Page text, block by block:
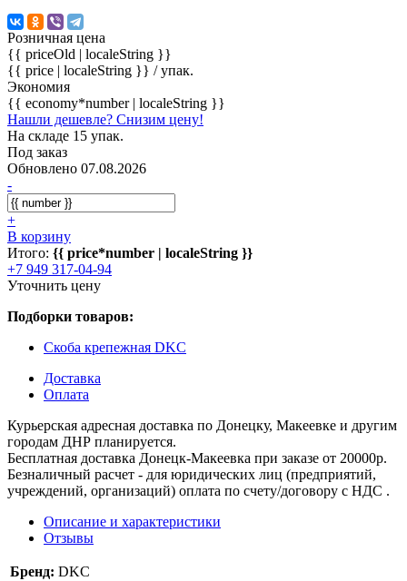
Розничная цена
{{ priceOld | localeString }}
{{ price | localeString }} / упак.
Экономия
{{ economy*number | localeString }}
Нашли дешевле? Снизим цену!
На складе 15 упак.
Под заказ
Обновлено 07.08.2026
-
+
В корзину
Итого: {{ price*number | localeString }}
+7 949 317-04-94
Уточнить цену
Подборки товаров:
Скоба крепежная DKC
Доставка
Оплата
Курьерская адресная доставка по Донецку, Макеевке и другим
городам ДНР планируется.
Бесплатная доставка Донецк-Макеевка при заказе от 20000р.
Безналичный расчет - для юридических лиц (предприятий,
учреждений, организаций) оплата по счету/договору с НДС .
Описание и характеристики
Отзывы
Бренд: DKC